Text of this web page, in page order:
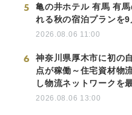
5
亀の井ホテル 有馬 有
れる秋の宿泊プランを9
2026.08.06 11:00
6
神奈川県厚木市に初の
点が稼働～住宅資材物
し物流ネットワークを
2026.08.06 13:00